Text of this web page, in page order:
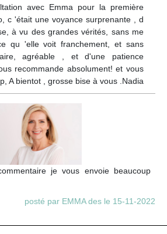
avec Emma pour la première
c 'était une voyance surprenante , d
à vu des grandes vérités, sans me
qu 'elle voit franchement, et sans
agréable , et d'une patience
recommande absolument! et vous
A bientot , grosse bise à vous .Nadia
je vous envoie beaucoup
posté par EMMA des le 15-11-2022